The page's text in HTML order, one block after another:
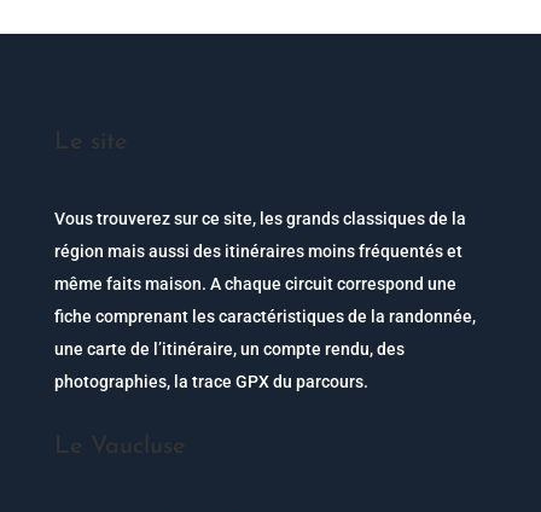
Le site
Vous trouverez sur ce site, les grands classiques de la
région mais aussi des itinéraires moins fréquentés et
même faits maison. A chaque circuit correspond une
fiche comprenant les caractéristiques de la randonnée,
une carte de l’itinéraire, un compte rendu, des
photographies, la trace GPX du parcours.
Le Vaucluse